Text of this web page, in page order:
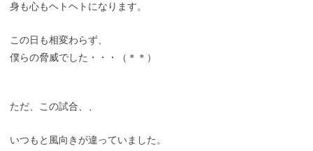
身も心もヘトヘトになります。
この日も相変わらず、
僕らの脅威でした・・・（＊＊）
ただ、この試合、、
いつもと風向きが違っていました。